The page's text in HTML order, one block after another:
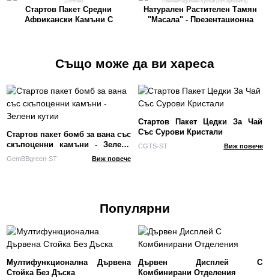
Стартов Пакет Средни
Африкански Камъни С
Натурален Растителен Тамян
"Масала" - Презентационна
Също може да ви хареса
Стартов пакет бомб за вана със
скъпоценни камъни - Зелени
кутии
GemBBgreen-ST Виж повече
Стартов Пакет Цедки За Чай
Със Сурови Кристали
CGTS-ST Виж повече
Популярни
Мултифункционална Дървена
Стойка Без Дъска
Дървен Дисплей С
Комбинирани Отделения